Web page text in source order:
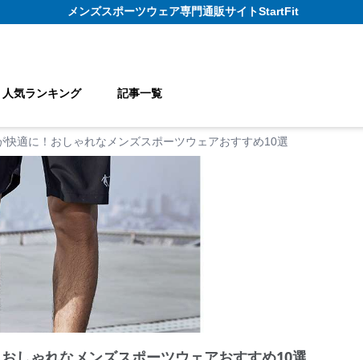
メンズスポーツウェア専門通販サイトStartFit
人気ランキング 記事一覧
快適に！おしゃれなメンズスポーツウェアおすすめ10選